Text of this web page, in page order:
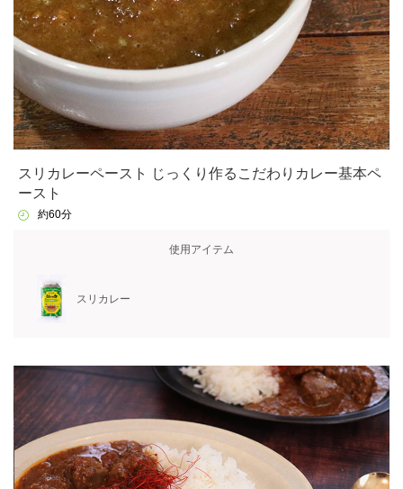
スリカレーペースト じっくり作るこだわりカレー基本ペ
ースト
約60分
使用アイテム
スリカレー